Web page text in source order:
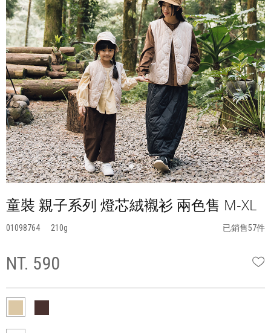
童裝 親子系列 燈芯絨襯衫 兩色售 M-XL
01098764 210 已銷售57件
NT. 590